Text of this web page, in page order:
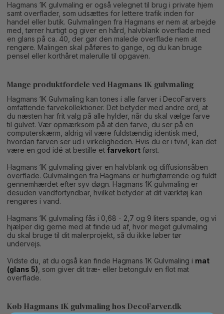
Hagmans 1K gulvmaling er også velegnet til brug i private hjem
samt overflader, som udsættes for lettere trafik inden for
handel eller butik. Gulvmalingen fra Hagmans er nem at arbejde
med, tørrer hurtigt og giver en hård, halvblank overflade med
en glans på ca. 40, der gør den malede overflade nem at
rengøre. Malingen skal påføres to gange, og du kan bruge
pensel eller korthåret malerulle til opgaven.
Mange produktfordele ved Hagmans 1K gulvmaling
Hagmans 1K Gulvmaling kan tones i alle farver i DecoFarvers
omfattende farvekollektioner. Det betyder med andre ord, at
du næsten har frit valg på alle hylder, når du skal vælge farve
til gulvet. Vær opmærksom på at den farve, du ser på en
computerskærm, aldrig vil være fuldstændig identisk med,
hvordan farven ser ud i virkeligheden. Hvis du er i tvivl, kan det
være en god idé at bestille etfarvekort først.
Hagmans 1K gulvmaling giver en halvblank og diffusionsåben
overflade. Gulvmalingen fra Hagmans er hurtigtørrende og fuldt
gennemhærdet efter syv døgn. Hagmans 1K gulvmaling er
desuden vandfortyndbar, hvilket betyder at dit værktøj kan
rengøres i vand.
Hagmans 1K gulvmaling fås i 0,68 - 2,7 og 9 liters spande, og vi
hjælper dig gerne med at finde ud af, hvor meget gulvmaling
du skal bruge til dit malerprojekt, så du ikke løber tør
undervejs.
Vidste du, at du også kan finde Hagmans 1K Gulvmaling i mat
(glans 5) , som giver dit træ- eller betongulv en flot mat
overflade.
Køb Hagmans 1K gulvmaling hos DecoFarver.dk